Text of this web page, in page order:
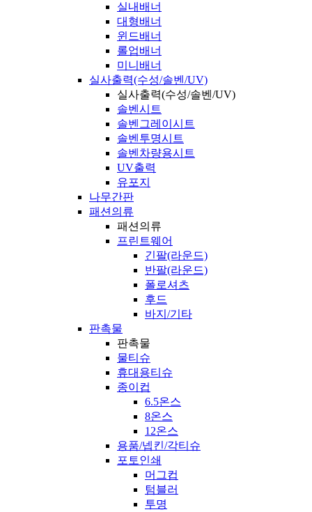
실내배너
대형배너
윈드배너
롤업배너
미니배너
실사출력(수성/솔벤/UV)
실사출력(수성/솔벤/UV)
솔벤시트
솔벤그레이시트
솔벤투명시트
솔벤차량용시트
UV출력
유포지
나무간판
패션의류
패션의류
프린트웨어
긴팔(라운드)
반팔(라운드)
폴로셔츠
후드
바지/기타
판촉물
판촉물
물티슈
휴대용티슈
종이컵
6.5온스
8온스
12온스
용품/넵킨/각티슈
포토인쇄
머그컵
텀블러
투명